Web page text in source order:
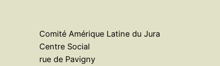
Comité Amérique Latine du Jura
Centre Social
rue de Pavigny